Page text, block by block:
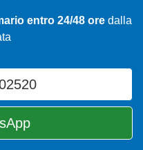
entro 24/48 ore dalla